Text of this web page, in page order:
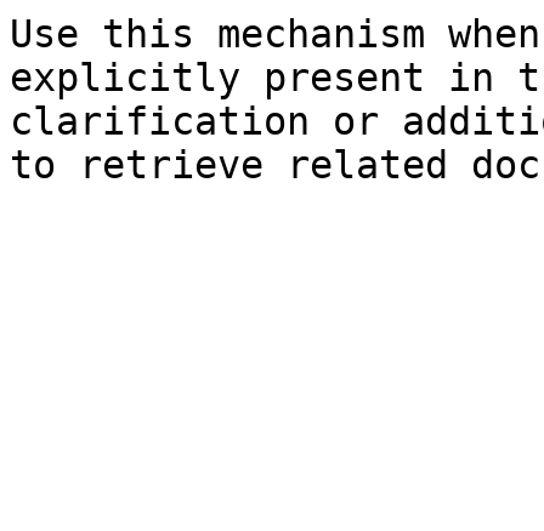
Use this mechanism
explicitly present in
clarification or